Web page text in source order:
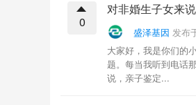
0
对非婚生子女来
盛泽基因 发布
大家好，我是你们的
题。每当我听到电话
说，亲子鉴定...